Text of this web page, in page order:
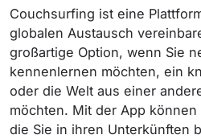
Couchsurfing ist eine
globalen Austausch
großartige Option, wenn Sie
kennenlernen möchten, ein
oder die Welt aus einer
möchten. Mit der App
die Sie in ihren Unterkünften